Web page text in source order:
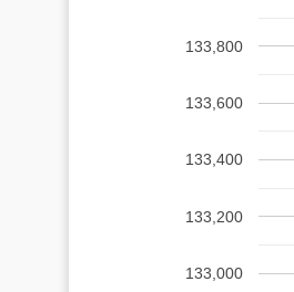
133,000
133,200
133,400
133,600
133,800